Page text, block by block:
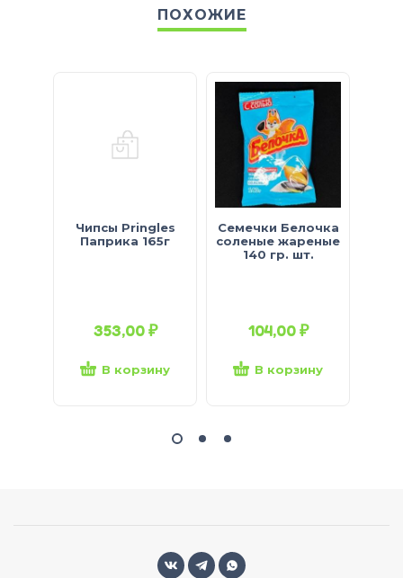
ПОХОЖИЕ
Чипсы Pringles
Паприка 165г
353,00₽
В корзину
Семечки Белочка
соленые жареные
140 гр. шт.
104,00₽
В корзину